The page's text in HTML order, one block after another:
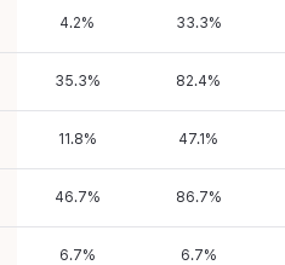
4.2% 33.3%
35.3% 82.4%
11.8% 47.1 %
46.7% 86.7%
6.7% 6.7%